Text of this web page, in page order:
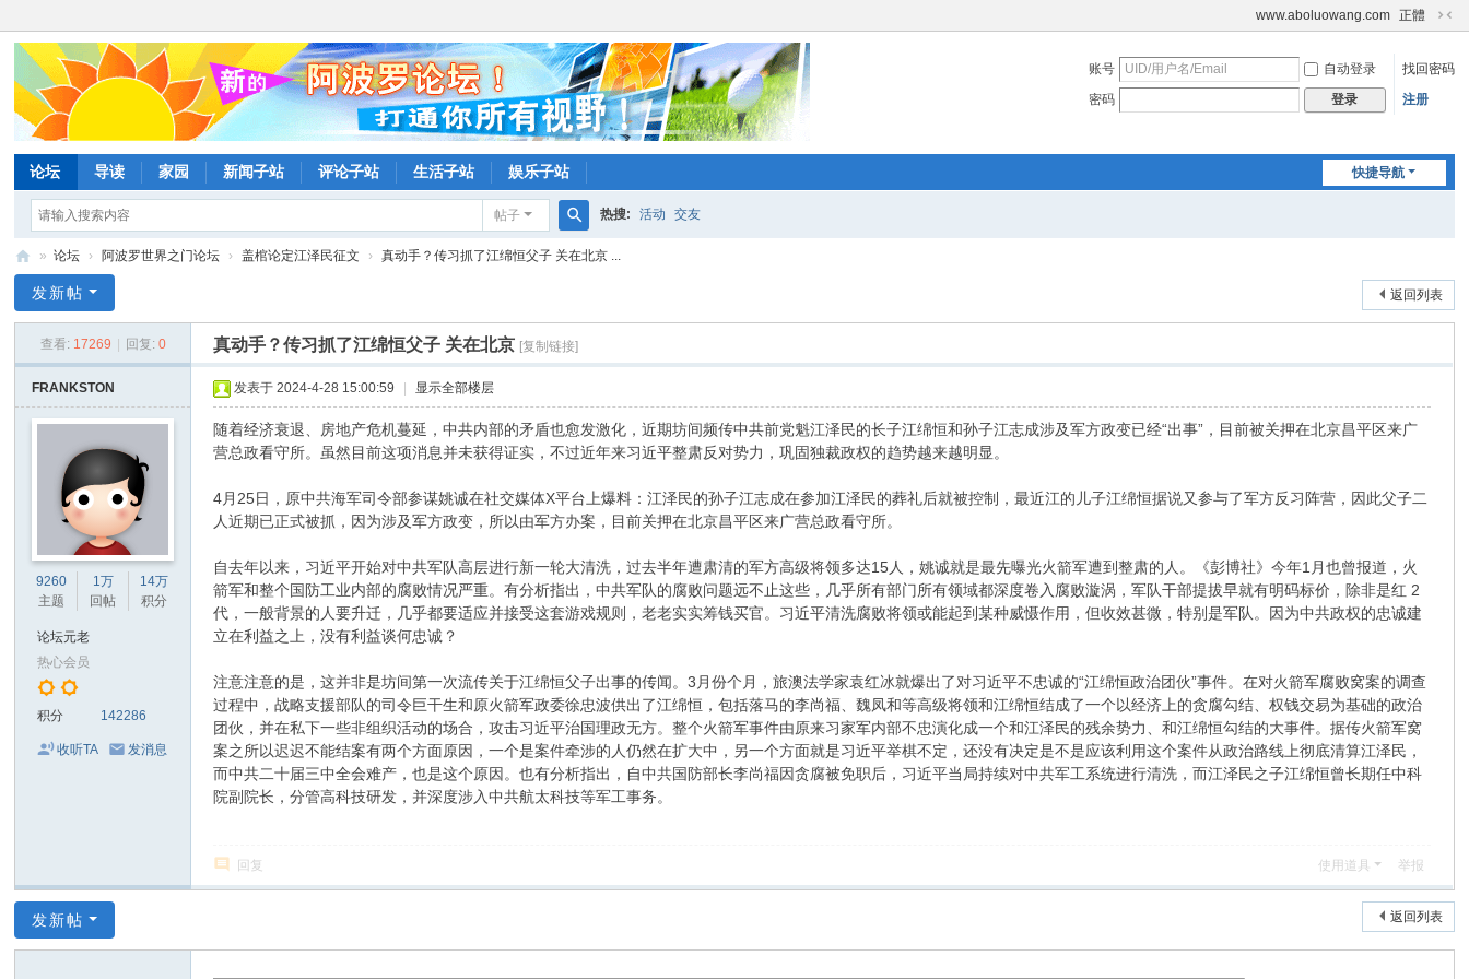
www.aboluowang.com 正體
切
到
账号 自动登录
找回密码
密码
登录 注册
快捷导航
论坛 导读 家园 新闻子站 评论子站 生活子站 娱乐子站
帖子
搜
热搜: 活动 交友
波
网
» 论坛 › 阿波罗世界之门论坛 › 盖棺论定江泽民征文 › 真动手？传习抓了江绵恒父子 关在北京 ...
返回列表
发新帖
查看: 17269 回复: 0 真动手？传习抓了江绵恒父子 关在北京 [复制链接]
FRANKSTON
9260
主题
1万
回帖
14万
积分
论坛元老
热心会员
积分 142286
收听TA 发消息
发表于 2024-4-28 15:00:59 显示全部楼层
随着经济衰退、房地产危机蔓延，中共内部的矛盾也愈发激化，近期坊间频传中共前党魁江泽民的长子江绵恒和孙子江志成涉及军方政变已经“出事”，目前被关押在北京昌平区来广
营总政看守所。虽然目前这项消息并未获得证实，不过近年来习近平整肃反对势力，巩固独裁政权的趋势越来越明显。
4月25日，原中共海军司令部参谋姚诚在社交媒体X平台上爆料：江泽民的孙子江志成在参加江泽民的葬礼后就被控制，最近江的儿子江绵恒据说又参与了军方反习阵营，因此父子二
人近期已正式被抓，因为涉及军方政变，所以由军方办案，目前关押在北京昌平区来广营总政看守所。
自去年以来，习近平开始对中共军队高层进行新一轮大清洗，过去半年遭肃清的军方高级将领多达15人，姚诚就是最先曝光火箭军遭到整肃的人。《彭博社》今年1月也曾报道，火
箭军和整个国防工业内部的腐败情况严重。有分析指出，中共军队的腐败问题远不止这些，几乎所有部门所有领域都深度卷入腐败漩涡，军队干部提拔早就有明码标价，除非是红 2
代，一般背景的人要升迁，几乎都要适应并接受这套游戏规则，老老实实筹钱买官。习近平清洗腐败将领或能起到某种威慑作用，但收效甚微，特别是军队。因为中共政权的忠诚建
立在利益之上，没有利益谈何忠诚？
注意注意的是，这并非是坊间第一次流传关于江绵恒父子出事的传闻。3月份个月，旅澳法学家袁红冰就爆出了对习近平不忠诚的“江绵恒政治团伙”事件。在对火箭军腐败窝案的调查
过程中，战略支援部队的司令巨干生和原火箭军政委徐忠波供出了江绵恒，包括落马的李尚福、魏凤和等高级将领和江绵恒结成了一个以经济上的贪腐勾结、权钱交易为基础的政治
团伙，并在私下一些非组织活动的场合，攻击习近平治国理政无方。整个火箭军事件由原来习家军内部不忠演化成一个和江泽民的残余势力、和江绵恒勾结的大事件。据传火箭军窝
案之所以迟迟不能结案有两个方面原因，一个是案件牵涉的人仍然在扩大中，另一个方面就是习近平举棋不定，还没有决定是不是应该利用这个案件从政治路线上彻底清算江泽民，
而中共二十届三中全会难产，也是这个原因。也有分析指出，自中共国防部长李尚福因贪腐被免职后，习近平当局持续对中共军工系统进行清洗，而江泽民之子江绵恒曾长期任中科
院副院长，分管高科技研发，并深度涉入中共航太科技等军工事务。
回复 使用道具 举报
返回列表
发新帖